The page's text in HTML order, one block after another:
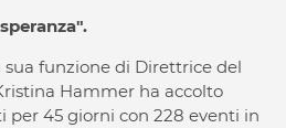
funzione di Direttrice del
Hammer ha accolto
per 45 giorni con 228 eventi in